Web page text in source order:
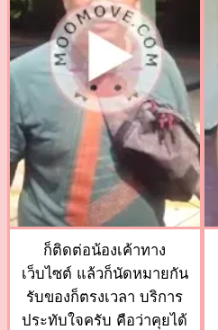
ก็ติดต่อน้องเค้าทาง
เว็บไซต์ แล้วก็นัดหมายกัน
รับของก็ตรงเวลา บริการ
ประทับใจครับ คือว่าคุยได้